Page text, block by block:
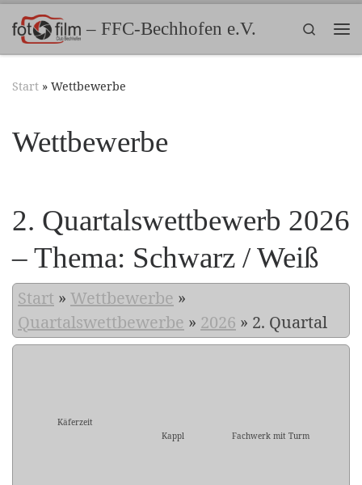
Zum Inhalt springen– FFC-Bechhofen e.V.
Search
Start » Wettbewerbe
Wettbewerbe
2. Quartalswettbewerb 2026
– Thema: Schwarz / Weiß
Start » Wettbewerbe »
Quartalswettbewerbe » 2026 » 2. Quartal
Käferzeit
Kappl
Fachwerk mit Turm